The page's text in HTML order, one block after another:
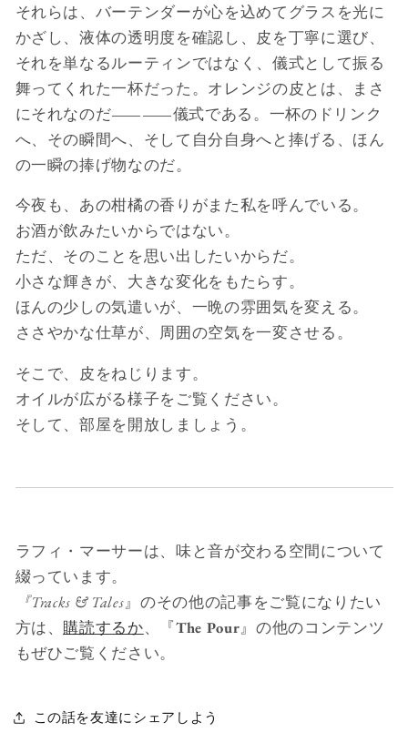
それらは、バーテンダーが心を込めてグラスを光に
かざし、液体の透明度を確認し、皮を丁寧に選び、
それを単なるルーティンではなく、儀式として振る
舞ってくれた一杯だった。オレンジの皮とは、まさ
にそれなのだ――儀式である。一杯のドリンク
へ、その瞬間へ、そして自分自身へと捧げる、ほん
の一瞬の捧げ物なのだ。
今夜も、あの柑橘の香りがまた私を呼んでいる。
お酒が飲みたいからではない。
ただ、そのことを思い出したいからだ。
小さな輝きが、大きな変化をもたらす。
ほんの少しの気遣いが、一晩の雰囲気を変える。
ささやかな仕草が、周囲の空気を一変させる。
そこで、皮をねじります。
オイルが広がる様子をご覧ください。
そして、部屋を開放しましょう。
ラフィ・マーサーは、味と音が交わる空間について
綴っています。
『Tracks & Tales』のその他の記事をご覧になりたい
方は、 購読するか、『The Pour』の他のコンテンツ
もぜひご覧ください。
この話を友達にシェアしよう